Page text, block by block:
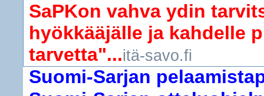
SaPKon vahva ydin
hyökkääjälle ja kahdelle
tarvetta"...itä-savo.fi
Suomi-Sarjan